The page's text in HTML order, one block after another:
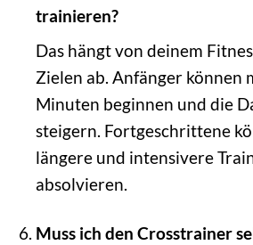
trainieren?
Das hängt von deinem
Zielen ab. Anfänger können
Minuten beginnen und die
steigern. Fortgeschrittene
längere und intensivere
absolvieren.
Muss ich den Crosstrainer